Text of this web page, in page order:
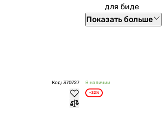
для биде
Показать больше
Код: 370727 В наличии
-32%